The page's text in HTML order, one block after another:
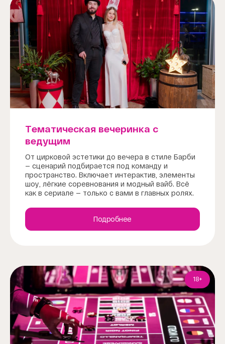
Тематическая вечеринка с
ведущим
От цирковой эстетики до вечера в стиле Барби
— сценарий подбирается под команду и
пространство. Включает интерактив, элементы
шоу, лёгкие соревнования и модный вайб. Всё
как в сериале — только с вами в главных ролях.
Подробнее
18+